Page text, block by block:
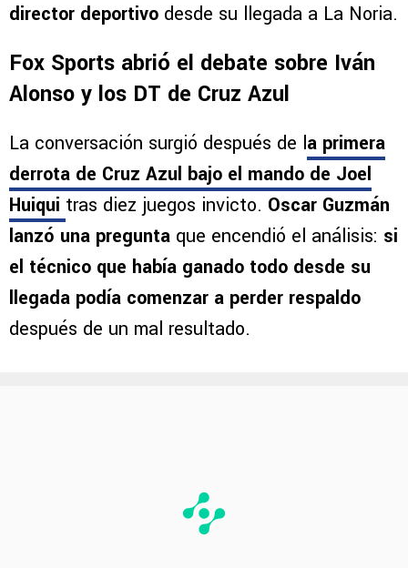
director deportivo desde su llegada a La Noria.
Fox Sports abrió el debate sobre Iván
Alonso y los DT de Cruz Azul
La conversación surgió después de la primera
derrota de Cruz Azul bajo el mando de Joel
Huiqui tras diez juegos invicto. Oscar Guzmán
lanzó una pregunta que encendió el análisis: si
el técnico que había ganado todo desde su
llegada podía comenzar a perder respaldo
después de un mal resultado.